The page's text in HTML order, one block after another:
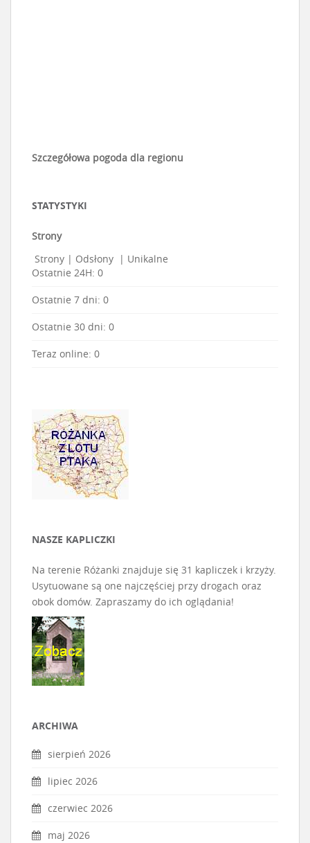
Szczegółowa pogoda dla regionu
STATYSTYKI
Strony
Strony | Odsłony | Unikalne
Ostatnie 24H: 0
Ostatnie 7 dni: 0
Ostatnie 30 dni: 0
Teraz online: 0
NASZE KAPLICZKI
Na terenie Różanki znajduje się 31 kapliczek i krzyży.
Usytuowane są one najczęściej przy drogach oraz
obok domów. Zapraszamy do ich oglądania!
ARCHIWA
sierpień 2026
lipiec 2026
czerwiec 2026
maj 2026